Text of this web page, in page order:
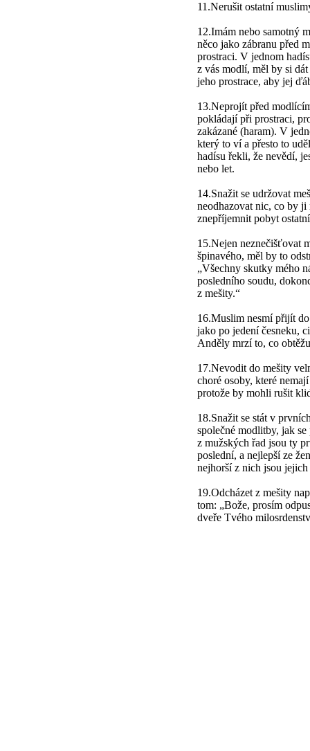
11.Nerušit ostatní
12.Imám nebo samotný
něco jako zábranu před
prostraci. V jednom
z vás modlí, měl by si
jeho prostrace, aby jej
13.Neprojít před
pokládají při prostraci,
zakázané (haram). V
který to ví a přesto to
hadísu řekli, že nevědí,
nebo let.
14.Snažit se udržovat
neodhazovat nic, co by ji
znepříjemnit pobyt
15.Nejen neznečišťovat
špinavého, měl by to
„Všechny skutky mého
posledního soudu,
z mešity.“
16.Muslim nesmí přijít
jako po jedení česneku,
Anděly mrzí to, co
17.Nevodit do mešity
choré osoby, které
protože by mohli rušit
18.Snažit se stát v
společné modlitby, jak
z mužských řad jsou ty
poslední, a nejlepší ze
nejhorší z nich jsou
19.Odcházet z mešity
tom: „Bože, prosím
dveře Tvého